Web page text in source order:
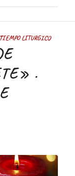
TIEMPO LITURGICO
.